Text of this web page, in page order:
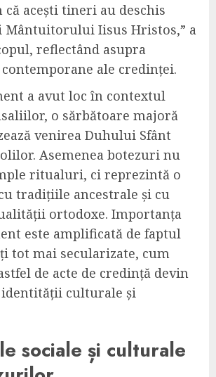
că acești tineri au deschis
Iisus Hristos,” a
reflectând asupra
ale credinței.
a avut loc în contextul
o sărbătoare majoră
venirea Duhului Sfânt
Asemenea botezuri nu
ritualuri, ci reprezintă o
tradițiile ancestrale și cu
ortodoxe. Importanța
este amplificată de faptul
tot mai secularizate, cum
de acte de credință devin
culturale și
sociale și culturale